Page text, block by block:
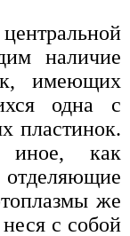
наличие
имеющих
одна с
пластинок.
как
же
с собой